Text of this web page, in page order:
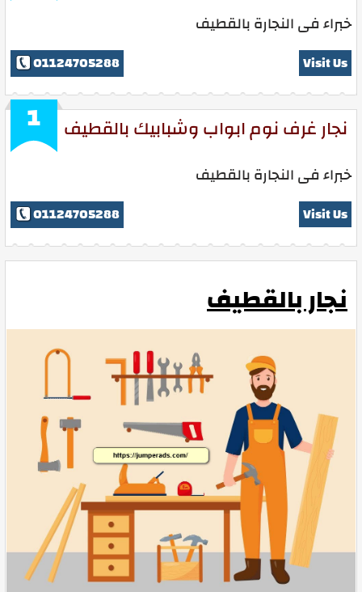
خبراء فى النجارة بالقطيف
01124705288 Visit Us
1 نجار غرف نوم ابواب وشبابيك بالقطيف
خبراء فى النجارة بالقطيف
01124705288 Visit Us
نجار بالقطيف